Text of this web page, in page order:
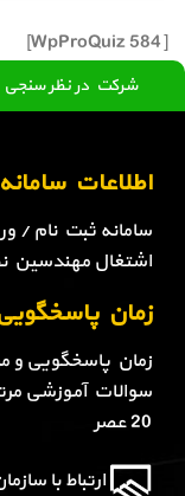
شرکت در نظر سنجی
[WpProQuiz 584]
اطلاعات سامانه
سامانه ثبت نام /
اشتغال مهندسین
زمان
زمان پاسخگویی و
20 عصر
ارتباط با